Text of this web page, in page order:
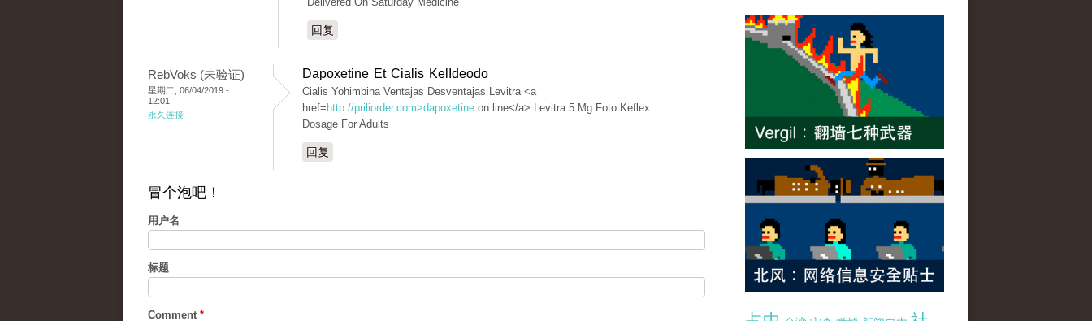
回复
RebVoks (未验证)
星期二, 06/04/2019 -
12:01
永久连接
Dapoxetine Et Cialis KelIdeodo
Cialis Yohimbina Ventajas Desventajas Levitra <a
href= http://priliorder.com>dapoxetine on line</a> Levitra 5 Mg Foto Keflex
Dosage For Adults
回复
冒个泡吧！
用户名
标题
Comment *